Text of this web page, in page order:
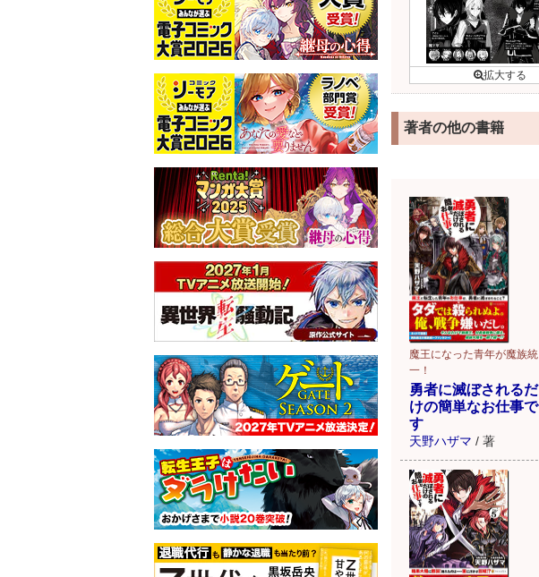
著者の他の書籍
魔王になった青年が魔族統
一！
勇者に滅ぼされるだ
けの簡単なお仕事で
す
天野ハザマ / 著